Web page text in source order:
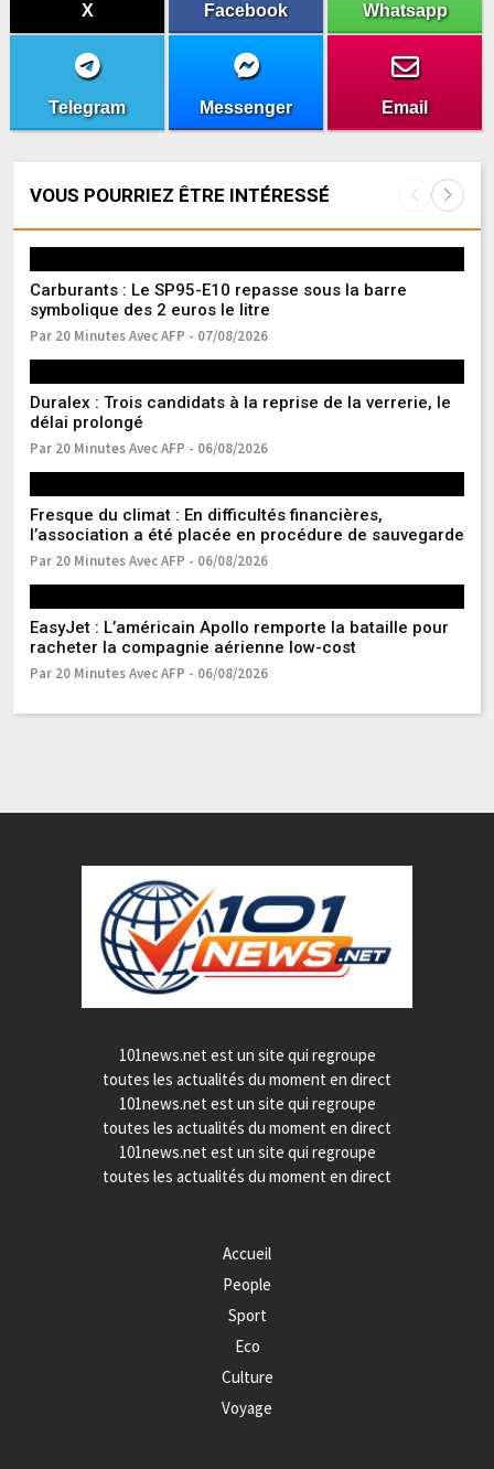
X Facebook Whatsapp
Telegram Messenger Email
VOUS POURRIEZ ÊTRE INTÉRESSÉ
Carburants : Le SP95-E10 repasse sous la barre
symbolique des 2 euros le litre
Par 20 Minutes Avec AFP - 07/08/2026
Duralex : Trois candidats à la reprise de la verrerie, le
délai prolongé
Par 20 Minutes Avec AFP - 06/08/2026
Fresque du climat : En difficultés financières,
l’association a été placée en procédure de sauvegarde
Par 20 Minutes Avec AFP - 06/08/2026
EasyJet : L’américain Apollo remporte la bataille pour
racheter la compagnie aérienne low-cost
Par 20 Minutes Avec AFP - 06/08/2026
101news.net est un site qui regroupe
toutes les actualités du moment en direct
101news.net est un site qui regroupe
toutes les actualités du moment en direct
101news.net est un site qui regroupe
toutes les actualités du moment en direct
Accueil
People
Sport
Eco
Culture
Voyage